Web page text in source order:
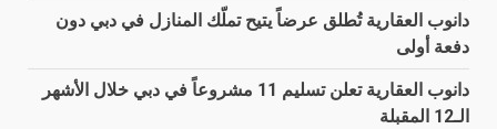
دانوب العقارية تُطلق عرضاً يتيح تملّك المنازل في دبي دون
دفعة أولى
دانوب العقارية تعلن تسليم 11 مشروعاً في دبي خلال الأشهر
الـ12 المقبلة